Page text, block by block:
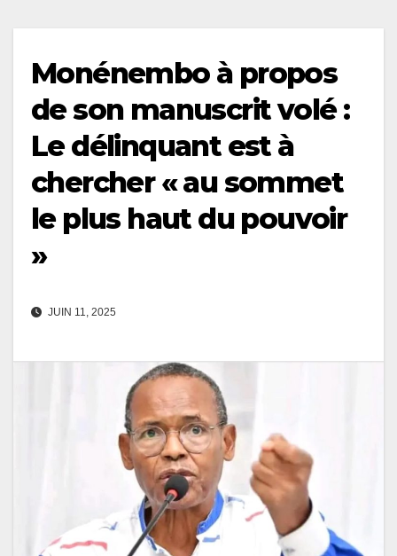
Monénembo à propos
de son manuscrit volé :
Le délinquant est à
chercher « au sommet
le plus haut du pouvoir
»
JUIN 11, 2025